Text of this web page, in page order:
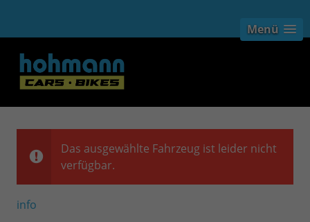
Menü
Das ausgewählte Fahrzeug ist leider nicht
verfügbar.
info